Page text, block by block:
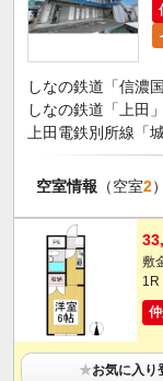
しなの鉄道「信濃
しなの鉄道「上田
上田電鉄別所線「
空室情報 （空室2）
敷
1R
★お気に入り